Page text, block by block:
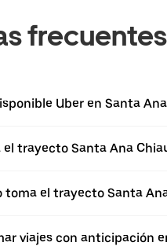
frecuentes
Uber en Santa
trayecto Santa Ana
toma el trayecto Santa
viajes con anticipación